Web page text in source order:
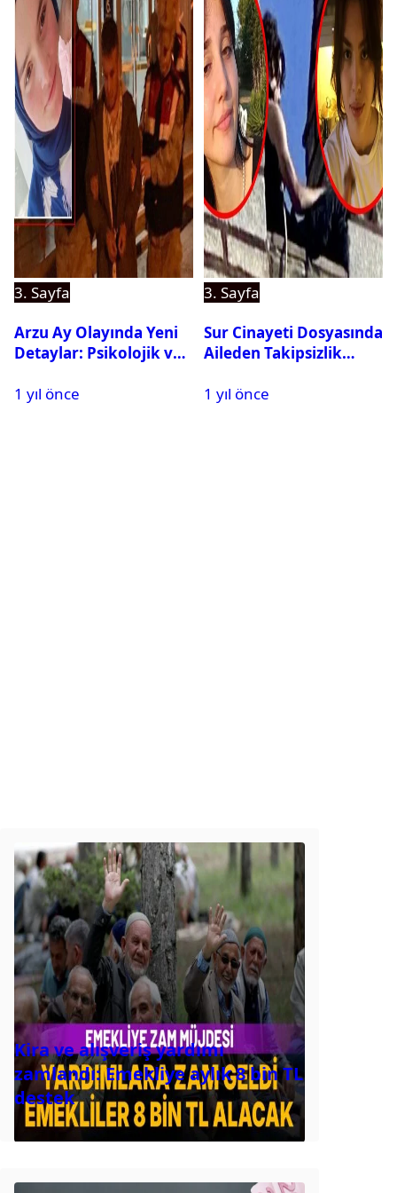
3. Sayfa
Arzu Ay Olayında Yeni
Detaylar: Psikolojik ve
Gündemde
1 yıl önce
3. Sayfa
Sur Cinayeti Dosyasında
Aileden Takipsizlik
1 yıl önce
Kira ve alışveriş yardımı
zamlandı: Emekliye aylık 8 bin TL
destek